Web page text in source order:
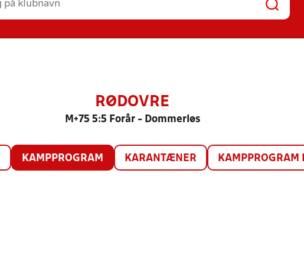
RØDOVRE
M+75 5:5 Forår - Dommerløs
KAMPPROGRAM KARANTÆNER KAMPPROGRAM